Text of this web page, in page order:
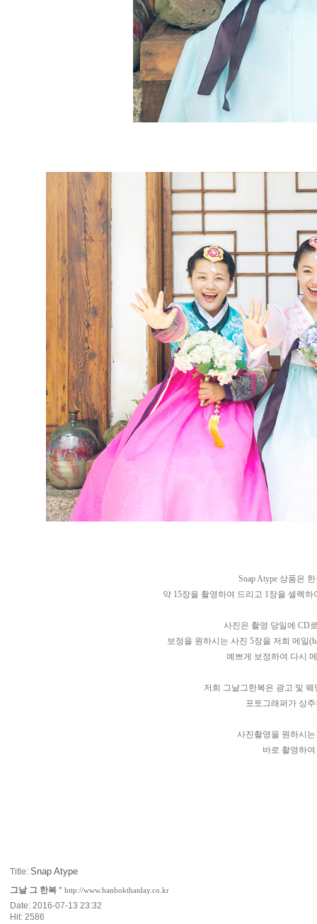
Snap Atype 상품은
약 15장을 촬영하여 드리고 1장을 셀렉
사진은 촬영 당일에 CD
보정을 원하시는 사진 5장을 저희 메일(
예쁘게 보정하여 다시
저희 그날그한복은 광고 및
포토그래퍼가 상
사진촬영을 원하시
바로 촬영하
Title: Snap Atype
그날 그 한복 * http://www.hanbokthatday.co.kr
Date: 2016-07-13 23:32
Hit: 2586